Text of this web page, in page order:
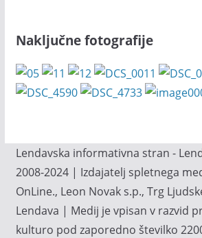
Naključne fotografije
Lendavska informativna stran -
2008-2024 | Izdajatelj spletnega
OnLine., Leon Novak s.p., Trg
Lendava | Medij je vpisan v razvid
kulturo pod zaporedno številko